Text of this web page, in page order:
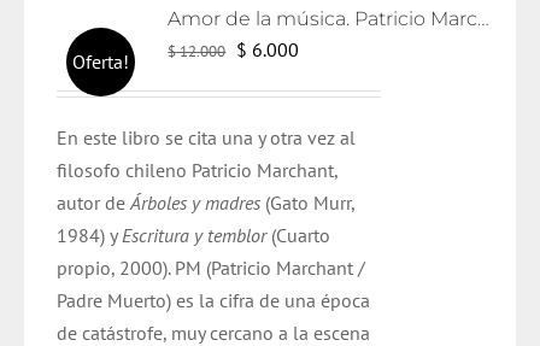
Oferta!
Amor de la música. Patricio Marchant.
$12.000 El
era:
$ 12.000.
$ 6.000
es:
$ 6.000.
En este libro se cita una y otra vez al
filosofo chileno Patricio Marchant,
autor deÁrboles y madres (Gato Murr,
1984) yEscritura y temblor(Cuarto
propio, 2000). PM (Patricio Marchant /
Padre Muerto) es la cifra de una época
de catástrofe, muy cercano a la escena